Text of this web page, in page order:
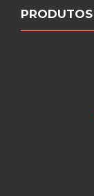
PRODUTOS